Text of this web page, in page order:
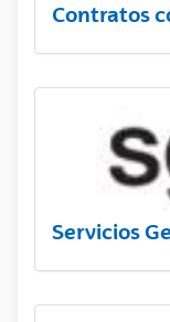
Contratos
Servicios